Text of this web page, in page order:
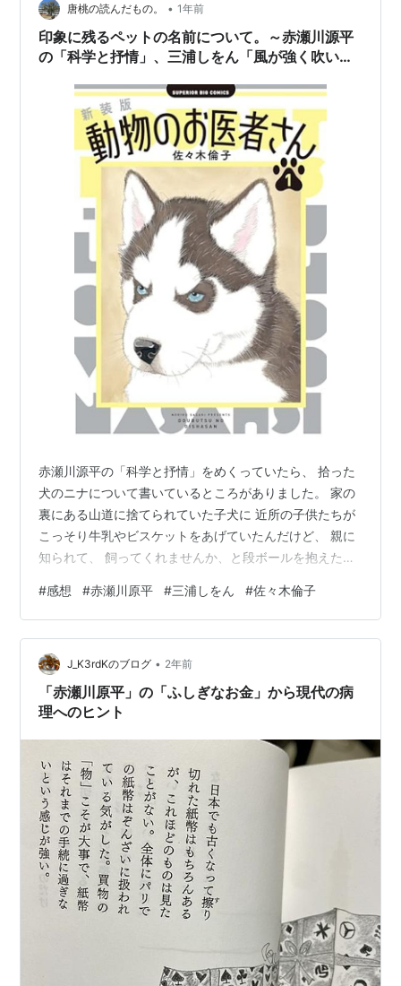
老人とカメラ / 赤瀬川原平. -- 実業之日本社, 1998.4
老人力のふしぎ / 赤瀬川原平. -- 朝日新聞社, 1998.10
印象派の水辺 / モネ[他]. -- 講談社, 1998.7. -- (赤瀬
川原平の名画探険)
老人力 / 赤瀬川原平. -- 筑摩書房, 1998.9
困った人体 / 赤瀬川原平. -- マガジンハウス, 1998.4
その日の結論 / 赤瀬川原平. -- 日本放送出版教会,
明解ぱくぱく辞典 / 赤瀬川原平. -- 中央公論社,
1998.12. -- (中公文庫)
中古カメラあれも欲しいこれも欲しい / 赤瀬川原平.
-- 筑摩書房, 1999.2
新解さんの謎 / 赤瀬川原平. -- 文藝春秋, 1999.4. --
(文春文庫)
優柔不断術 / 赤瀬川原平. -- 毎日新聞社, 1999.6
ライカ同盟 / 赤瀬川原平. -- 筑摩書房, 1999.6. -- (ち
くま文庫)
老人力自慢 / 赤瀬川原平. -- 筑摩書房, 1999.6
「ふと…」の芸術工学 /吉武泰水,鈴木成文
[他]. -- 工
作舎, 1999.9. -- (神戸芸術工科大学レクチャーシリー
ズ)
老人力. 2 / 赤瀬川原平. -- 筑摩書房, 1999.9
ニャーンズ・コレクション / 赤瀬川原平. -- 小学館,
合センター, 1999.6
赤瀬川原平の名画読本 [点字資料] / 赤瀬川原平. -- 日
本ライトハウス, 1999.1
わかってきました。 / 赤瀬川原平. -- 講談社, 2000.1
日本美術応援団 / 赤瀬川原平,山下裕二. -- 日経BP社,
2000.2
広重ベスト百景 / 歌川広重[他]. -- 講談社, 2000.2. --
(赤瀬川原平の名画探険)
赤瀬川原平の今月のタイトルマッチ / 赤瀬川原平. --
ギャップ出版, 2000.6
中古カメラウィルス図鑑 / 赤瀬川原平. -- 小学館,
2000.6. -- (Shotor library)
てるものも多いです。 しかも 「好き！という景色」は
いわゆる「風景」だけでなく 建物や看板などの「建造
物」が多いので、 …
唐桃の読んだもの。 • 1年前
印象に残るペットの名前について。～赤瀬川源平
の「科学と抒情」、三浦しをん「風が強く吹いて
赤瀬川源平の「科学と抒情」をめくっていたら、 拾った
犬のニナについて書いているところがありました。 家の
裏にある山道に捨てられていた子犬に 近所の子供たちが
こっそり牛乳やビスケットをあげていたんだけど、 親に
知られて、 飼ってくれませんか、と段ボールを抱えた子
のは５月２７日ごろだろう、ということで ２７のニナに
なった、という話です。 そういえばこの人の建てた家
は、ニラハウスと呼ばれていたんですよね。 家を建てる
までを書いた「我輩は施主である」は読んだのだけど、
町田市だったのか。 www.city.machida.tokyo.jp 科学と
抒情…
#感想 #赤瀬川原平 #三浦しをん #佐々木倫子
J_K3rdKのブログ • 2年前
「赤瀬川原平」の「ふしぎなお金」から現代の病
理へのヒント